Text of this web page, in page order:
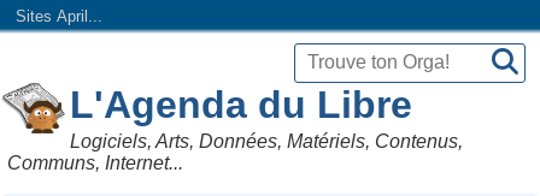
Sites April...
L'Agenda du Libre
Logiciels, Arts, Données, Matériels, Contenus,
Communs, Internet...